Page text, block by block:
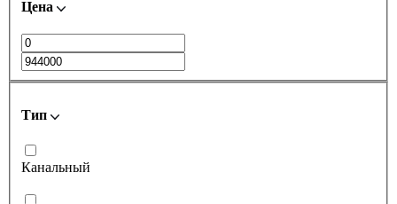
Цена
Тип
Канальный